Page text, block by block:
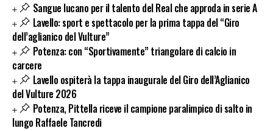
Sangue lucano per il talento del Real che approda in serie A
Lavello: sport e spettacolo per la prima tappa del “Giro
dell’aglianico del Vulture”
Potenza: con “Sportivamente” triangolare di calcio in
carcere
Lavello ospiterà la tappa inaugurale del Giro dell’Aglianico
del Vulture 2026
Potenza, Pittella riceve il campione paralimpico di salto in
lungo Raffaele Tancredi